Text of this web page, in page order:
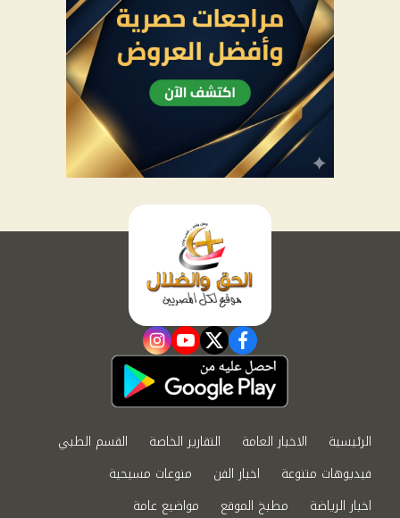
facebook
twitter
youtube
instagram
الرئيسية الاخبار العامة التقارير الخاصة
القسم الطبي
فيديوهات متنوعة
اخبار الفن
منوعات مسيحية
اخبار الرياضة
مطبخ الموقع مواضيع عامة